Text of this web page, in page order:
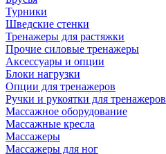
Турники
Шведские стенки
Тренажеры для растяжки
Прочие силовые тренажеры
Аксессуары и опции
Блоки нагрузки
Опции для тренажеров
Ручки и рукоятки для тренажеров
Массажное оборудование
Массажные кресла
Массажеры
Массажеры для ног